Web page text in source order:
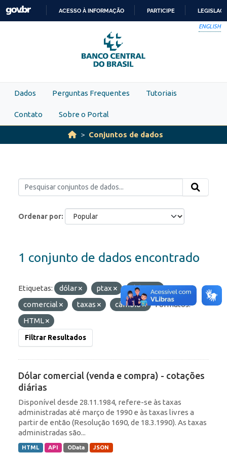
Skip to main content
PARA
O
CONTEÚDO
ACESSO À INFORMAÇÃO PARTICIPE
ENGLISH
Dados Perguntas Frequentes Tutoriais
Contato Sobre o Portal
Conjuntos de dados
Ordenar por
1 conjunto de dados encontrado
Etiquetas: dólar ptax
diárias
comercial
taxas câmbio
Formatos:
HTML
Filtrar Resultados
Dólar comercial (venda e compra) - cotações
diárias
Disponível desde 28.11.1984, refere-se às taxas
administradas até março de 1990 e às taxas livres a
partir de então (Resolução 1690, de 18.3.1990). As taxas
administradas são...
HTML API OData JSON